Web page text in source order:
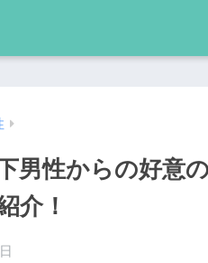
男性からの好意
介！